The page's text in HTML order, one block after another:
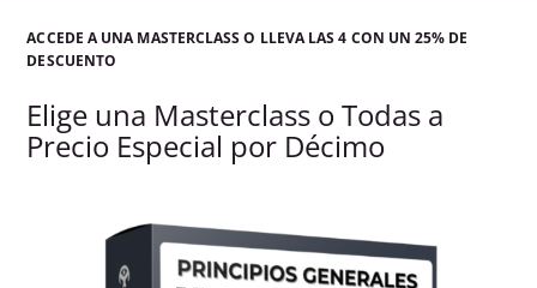
ACCEDE A UNA MASTERCLASS O LLEVA LAS 4 CON UN 25% DE
DESCUENTO
Elige una Masterclass o Todas a
Precio Especial por Décimo